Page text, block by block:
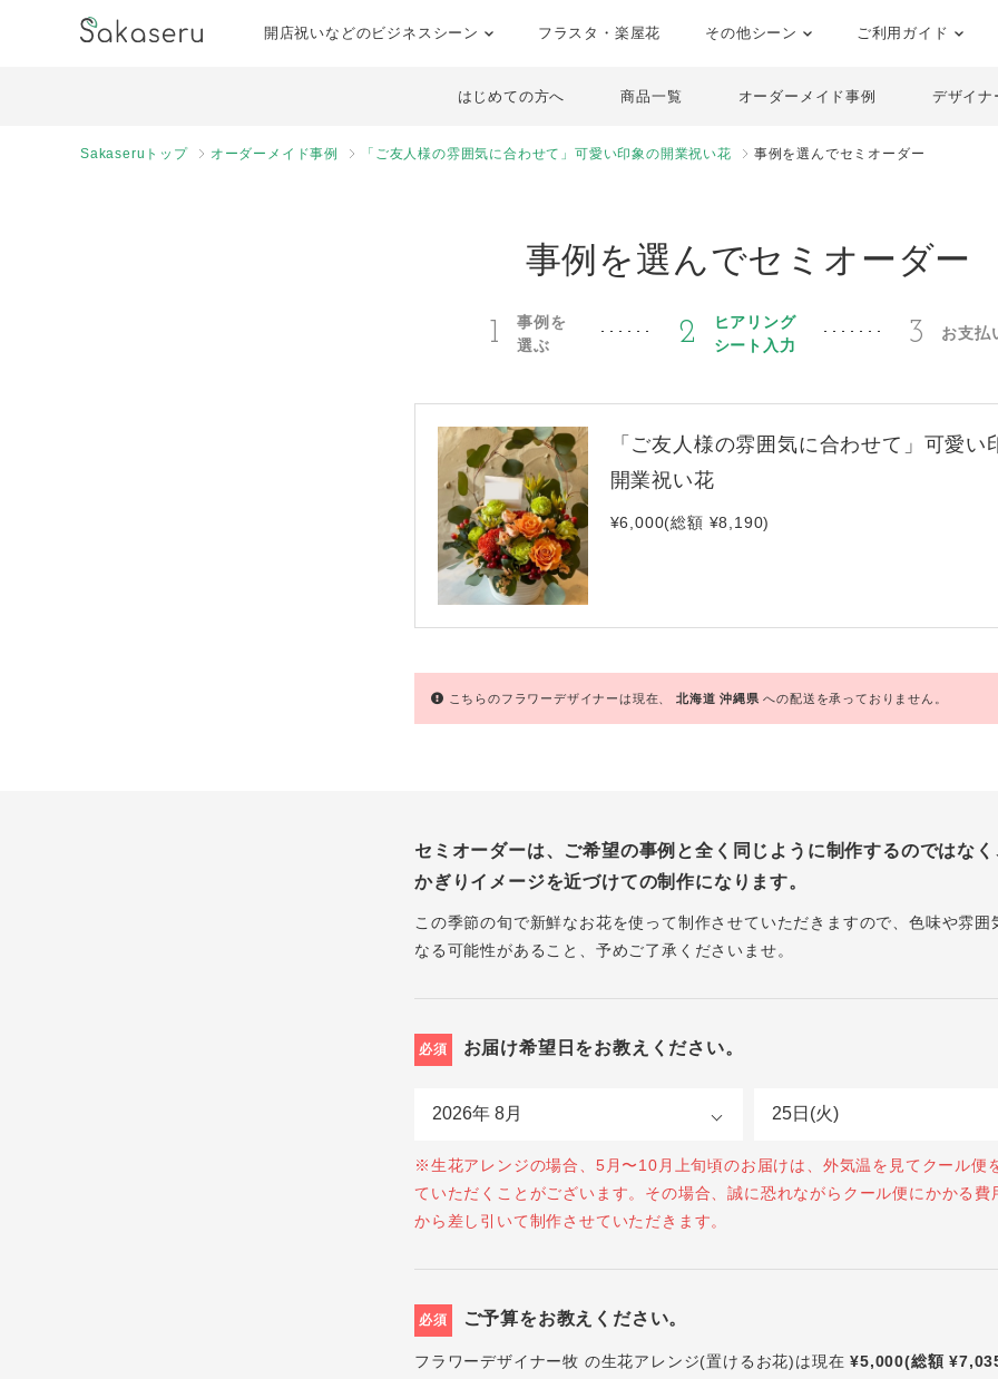
開店祝いなどのビジネスシーン フラスタ・楽屋花 その他シーン ご利用ガイド
はじめての方へ 商品一覧 オーダーメイド事例 デザイナ
Sakaseruトップ オーダーメイド事例 「ご友人様の雰囲気に合わせて」可愛い印象の開業祝い花 事例を選んでセミオーダー
事例を選んでセミオーダー
1
事例を
選ぶ
2
ヒアリング
シート入力
3 お支払
「ご友人様の雰囲気に合わせて」可愛い
開業祝い花
¥6,000(総額 ¥8,190)
こちらのフラワーデザイナーは現在、北海道沖縄県への配送を承っておりません。
セミオーダーは、ご希望の事例と全く同じように制作するのではな
かぎりイメージを近づけての制作になります。
この季節の旬で新鮮なお花を使って制作させていただきますので、色味や雰囲
なる可能性があること、予めご了承くださいませ。
必須 お届け希望日をお教えください。
※生花アレンジの場合、5月〜10月上旬頃のお届けは、外気温を見てクール便
ていただくことがございます。その場合、誠に恐れながらクール便にかかる費
から差し引いて制作させていただきます。
必須 ご予算をお教えください。
フラワーデザイナー牧 の生花アレンジ(置けるお花)は現在¥5,000(総額